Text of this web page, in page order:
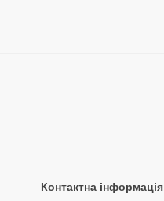
Контактна інформація